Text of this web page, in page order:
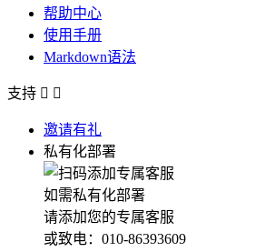
帮助中心
使用手册
Markdown语法
支持  
邀请有礼
私有化部署
如需私有化部署
请添加您的专属客服
或致电：010-86393609